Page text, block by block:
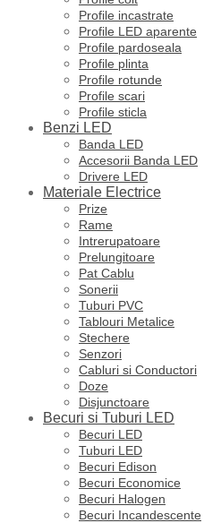
Profile incastrate
Profile LED aparente
Profile pardoseala
Profile plinta
Profile rotunde
Profile scari
Profile sticla
Benzi LED
Banda LED
Accesorii Banda LED
Drivere LED
Materiale Electrice
Prize
Rame
Intrerupatoare
Prelungitoare
Pat Cablu
Sonerii
Tuburi PVC
Tablouri Metalice
Stechere
Senzori
Cabluri si Conductori
Doze
Disjunctoare
Becuri si Tuburi LED
Becuri LED
Tuburi LED
Becuri Edison
Becuri Economice
Becuri Halogen
Becuri Incandescente